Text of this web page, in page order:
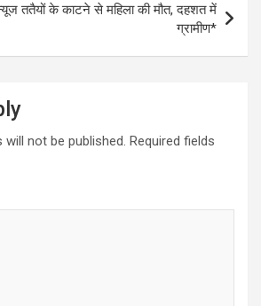
ततैयों के काटने से महिला की मौत, दहशत में
ग्रामीण*
not be published. Required fields